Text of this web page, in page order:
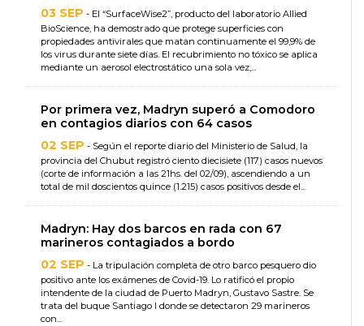
03 SEP - El “SurfaceWise2”, producto del laboratorio Allied
BioScience, ha demostrado que protege superficies con
propiedades antivirales que matan continuamente el 99,9% de
los virus durante siete días. El recubrimiento no tóxico se aplica
mediante un aerosol electrostático una sola vez,...
Por primera vez, Madryn superó a Comodoro
en contagios diarios con 64 casos
02 SEP - Según el reporte diario del Ministerio de Salud, la
provincia del Chubut registró ciento diecisiete (117) casos nuevos
(corte de información a las 21hs. del 02/09), ascendiendo a un
total de mil doscientos quince (1.215) casos positivos desde el...
Madryn: Hay dos barcos en rada con 67
marineros contagiados a bordo
02 SEP - La tripulación completa de otro barco pesquero dio
positivo ante los exámenes de Covid-19. Lo ratificó el propio
intendente de la ciudad de Puerto Madryn, Gustavo Sastre. Se
trata del buque Santiago I donde se detectaron 29 marineros
con...